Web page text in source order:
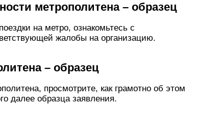
метрополитена – образец
на метро, ознакомьтесь с
жалобы на организацию.
– образец
просмотрите, как грамотно об этом
далее образца заявления.